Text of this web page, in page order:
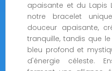
apaisante et du Lapis
notre bracelet
douceur apaisante,
tranquille, tandis que
bleu profond et
d'énergie céleste.